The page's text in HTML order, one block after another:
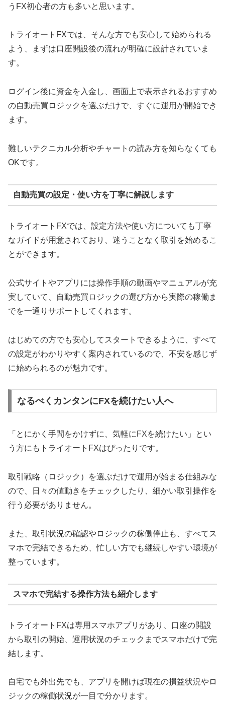
うFX初心者の方も多いと思います。
トライオートFXでは、そんな方でも安心して始められる
よう、まずは口座開設後の流れが明確に設計されていま
す。
ログイン後に資金を入金し、画面上で表示されるおすすめ
の自動売買ロジックを選ぶだけで、すぐに運用が開始でき
ます。
難しいテクニカル分析やチャートの読み方を知らなくても
OKです。
自動売買の設定・使い方を丁寧に解説します
トライオートFXでは、設定方法や使い方についても丁寧
なガイドが用意されており、迷うことなく取引を始めるこ
とができます。
公式サイトやアプリには操作手順の動画やマニュアルが充
実していて、自動売買ロジックの選び方から実際の稼働ま
でを一通りサポートしてくれます。
はじめての方でも安心してスタートできるように、すべて
の設定がわかりやすく案内されているので、不安を感じず
に始められるのが魅力です。
なるべくカンタンにFXを続けたい人へ
「とにかく手間をかけずに、気軽にFXを続けたい」とい
う方にもトライオートFXはぴったりです。
取引戦略（ロジック）を選ぶだけで運用が始まる仕組みな
ので、日々の値動きをチェックしたり、細かい取引操作を
行う必要がありません。
また、取引状況の確認やロジックの稼働停止も、すべてス
マホで完結できるため、忙しい方でも継続しやすい環境が
整っています。
スマホで完結する操作方法も紹介します
トライオートFXは専用スマホアプリがあり、口座の開設
から取引の開始、運用状況のチェックまでスマホだけで完
結します。
自宅でも外出先でも、アプリを開けば現在の損益状況やロ
ジックの稼働状況が一目で分かります。